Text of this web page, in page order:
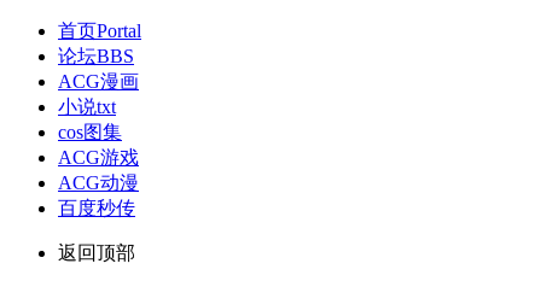
首页Portal
论坛BBS
ACG漫画
小说txt
cos图集
ACG游戏
ACG动漫
百度秒传
返回顶部